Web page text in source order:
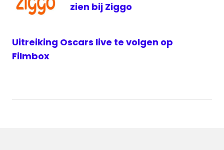
zien bij Ziggo
Uitreiking Oscars live te volgen op
Filmbox